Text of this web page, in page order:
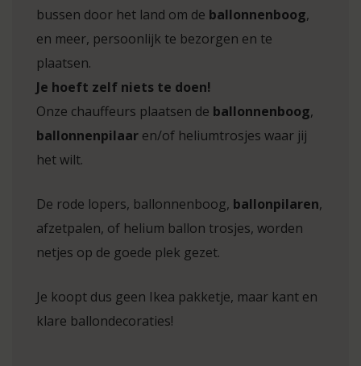
bussen door het land om de ballonnenboog,
en meer, persoonlijk te bezorgen en te
plaatsen.
Je hoeft zelf niets te doen!
Onze chauffeurs plaatsen de ballonnenboog,
ballonnenpilaar en/of heliumtrosjes waar jij
het wilt.
De rode lopers, ballonnenboog, ballonpilaren,
afzetpalen, of helium ballon trosjes, worden
netjes op de goede plek gezet.
Je koopt dus geen Ikea pakketje, maar kant en
klare ballondecoraties!